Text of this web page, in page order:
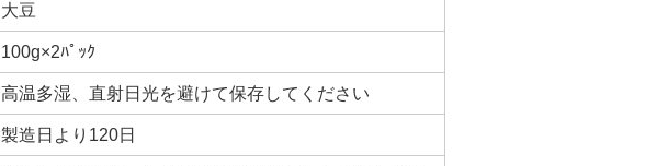
大豆
100g×2ﾊﾟｯｸ
高温多湿、直射日光を避けて保存してください
製造日より120日